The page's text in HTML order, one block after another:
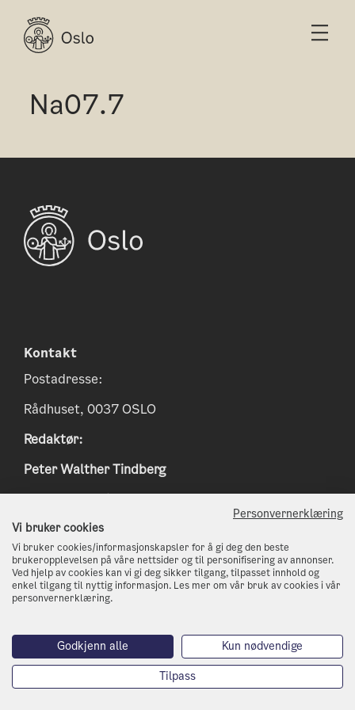
Na07.7
Kontakt
Postadresse:
Rådhuset, 0037 OSLO
Redaktør:
Peter Walther Tindberg
Epost:peter.tindberg@osloskolen.no
www.klimaoslo.no
postmottak@kli.oslo.kommune.no
http://www.oslo.kommune.no
Personvernerklæring
Vi bruker cookies
Vi bruker cookies/informasjonskapsler for å gi deg den beste
brukeropplevelsen på våre nettsider og til personifisering av annonser.
Ved hjelp av cookies kan vi gi deg sikker tilgang, tilpasset innhold og
enkel tilgang til nyttig informasjon. Les mer om vår bruk av cookies i vår
personvernerklæring.
Godkjenn alle
Kun nødvendige
Tilpass